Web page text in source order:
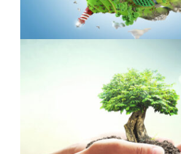
ANIMALS, VOLUNTEER